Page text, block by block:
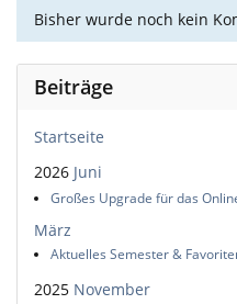
Bisher wurde noch kein
Beiträge
Startseite
2026 Juni
Großes Upgrade für das
März
Aktuelles Semester &
2025 November